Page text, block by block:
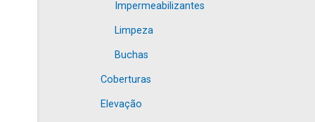
Impermeabilizantes
Limpeza
Buchas
Coberturas
Elevação